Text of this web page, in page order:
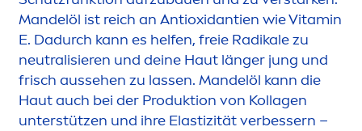
Mandelöl ist reich an Antioxidantien wieVitamin
E. Dadurch kann es helfen, freie Radikale zu
neutralisieren und deine Haut länger jung und
frisch aussehen zu lassen. Mandelöl kann die
Haut auch bei der Produktion von Kollagen
unterstützen und ihre Elastizität verbessern –